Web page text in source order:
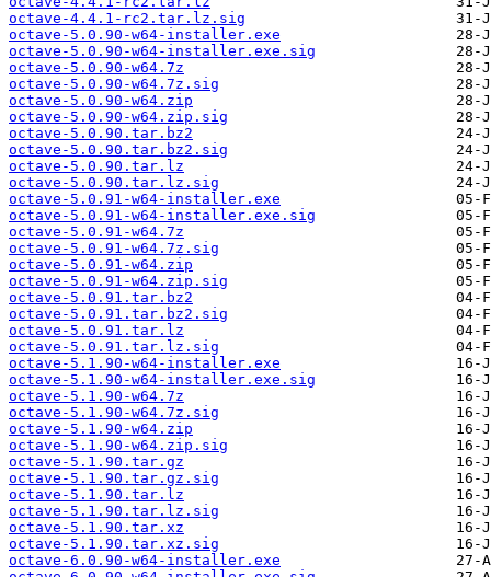
octave-4.4.1-rc2.tar.lz.sig
octave-5.0.90-w64-installer.exe
octave-5.0.90-w64-installer.exe.sig
octave-5.0.90-w64.7z
octave-5.0.90-w64.7z.sig
octave-5.0.90-w64.zip
octave-5.0.90-w64.zip.sig
octave-5.0.90.tar.bz2
octave-5.0.90.tar.bz2.sig
octave-5.0.90.tar.lz
octave-5.0.90.tar.lz.sig
octave-5.0.91-w64-installer.exe
octave-5.0.91-w64-installer.exe.sig
octave-5.0.91-w64.7z
octave-5.0.91-w64.7z.sig
octave-5.0.91-w64.zip
octave-5.0.91-w64.zip.sig
octave-5.0.91.tar.bz2
octave-5.0.91.tar.bz2.sig
octave-5.0.91.tar.lz
octave-5.0.91.tar.lz.sig
octave-5.1.90-w64-installer.exe
octave-5.1.90-w64-installer.exe.sig
octave-5.1.90-w64.7z
octave-5.1.90-w64.7z.sig
octave-5.1.90-w64.zip
octave-5.1.90-w64.zip.sig
octave-5.1.90.tar.gz
octave-5.1.90.tar.gz.sig
octave-5.1.90.tar.lz
octave-5.1.90.tar.lz.sig
octave-5.1.90.tar.xz
octave-5.1.90.tar.xz.sig
octave-6.0.90-w64-installer.exe